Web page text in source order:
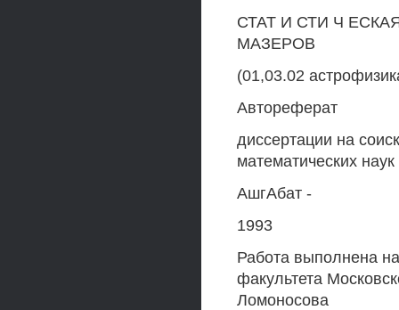
СТАТ И СТИ Ч
МАЗЕРОВ
(01,03.02
Автореферат
диссертации на
математических наук
АшгАбат -
1993
Работа выполнена
факультета
Ломоносова